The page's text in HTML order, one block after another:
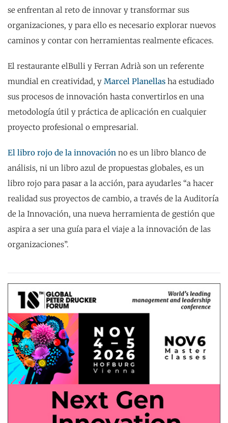
se enfrentan al reto de innovar y transformar sus
organizaciones, y para ello es necesario explorar nuevos
caminos y contar con herramientas realmente eficaces.
El restaurante elBulli y Ferran Adrià son un referente
mundial en creatividad, y Marcel Planellas ha estudiado
sus procesos de innovación hasta convertirlos en una
metodología útil y práctica de aplicación en cualquier
proyecto profesional o empresarial.
El libro rojo de la innovación no es un libro blanco de
análisis, ni un libro azul de propuestas globales, es un
libro rojo para pasar a la acción, para ayudarles “a hacer
realidad sus proyectos de cambio, a través de la Auditoría
de la Innovación, una nueva herramienta de gestión que
aspira a ser una guía para el viaje a la innovación de las
organizaciones”.